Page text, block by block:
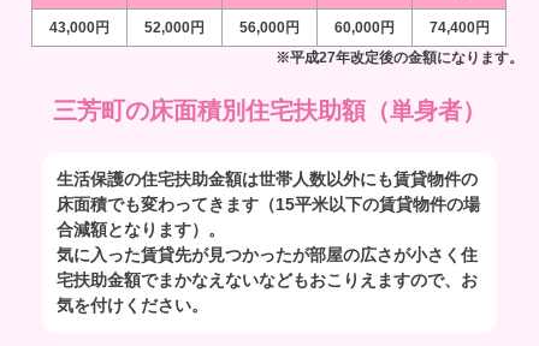
43,000円 52,000円 56,000円 60,000円
74,400円
※平成27年改定後の金額になります。
三芳町の床面積別住宅扶助額（単身者）
生活保護の住宅扶助金額は世帯人数以外にも賃貸物件の
床面積でも変わってきます（15平米以下の賃貸物件の場
合減額となります）。
気に入った賃貸先が見つかったが部屋の広さが小さく住
宅扶助金額でまかなえないなどもおこりえますので、お
気を付けください。